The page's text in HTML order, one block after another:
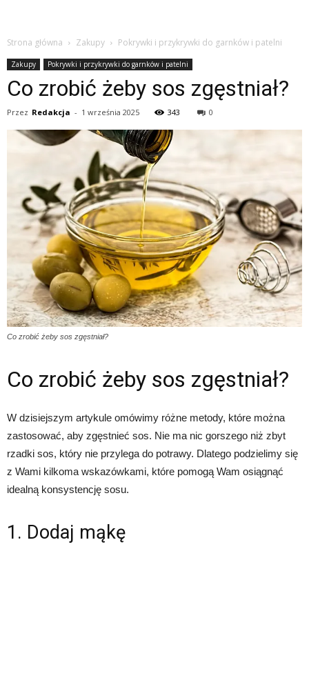
Strona główna Zakupy Pokrywki i przykrywki do garnków i patelni
Zakupy Pokrywki i przykrywki do garnków i patelni
Co zrobić żeby sos zgęstniał?
Przez Redakcja - 1 września 2025 343 0
Co zrobić żeby sos zgęstniał?
Co zrobić żeby sos zgęstniał?
W dzisiejszym artykule omówimy różne metody, które można
zastosować, aby zgęstnieć sos. Nie ma nic gorszego niż zbyt
rzadki sos, który nie przylega do potrawy. Dlatego podzielimy się
z Wami kilkoma wskazówkami, które pomogą Wam osiągnąć
idealną konsystencję sosu.
1. Dodaj mąkę